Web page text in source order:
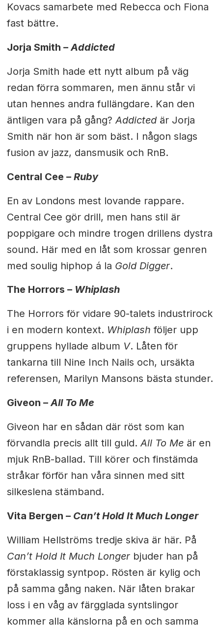
Kovacs samarbete med Rebecca och Fiona
fast bättre.
Jorja Smith – Addicted
Jorja Smith hade ett nytt album på väg
redan förra sommaren, men ännu står vi
utan hennes andra fullängdare. Kan den
äntligen vara på gång? Addictedär Jorja
Smith när hon är som bäst. I någon slags
fusion av jazz, dansmusik och RnB.
Central Cee – Ruby
En av Londons mest lovande rappare.
Central Cee gör drill, men hans stil är
poppigare och mindre trogen drillens dystra
sound. Här med en låt som krossar genren
med soulig hiphop á la Gold Digger.
The Horrors – Whiplash
The Horrors för vidare 90-talets industrirock
i en modern kontext. Whiplash följer upp
gruppens hyllade album V. Låten för
tankarna till Nine Inch Nails och, ursäkta
referensen, Marilyn Mansons bästa stunder.
Giveon –All To Me
Giveon har en sådan där röst som kan
förvandla precis allt till guld.All To Meär en
mjuk RnB-ballad. Till körer och finstämda
stråkar förför han våra sinnen med sitt
silkeslena stämband.
Vita Bergen – Can’t Hold It Much Longer
William Hellströms tredje skiva är här. På
Can’t Hold It Much Longerbjuder han på
förstaklassig syntpop. Rösten är kylig och
på samma gång naken. När låten brakar
loss i en våg av färgglada syntslingor
kommer alla känslorna på en och samma